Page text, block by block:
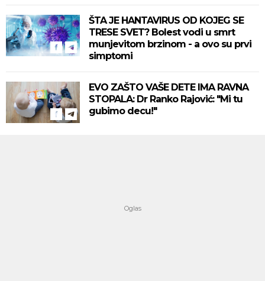
ŠTA JE HANTAVIRUS OD KOJEG SE
TRESE SVET? Bolest vodi u smrt
munjevitom brzinom - a ovo su prvi
simptomi
EVO ZAŠTO VAŠE DETE IMA RAVNA
STOPALA: Dr Ranko Rajović: "Mi tu
gubimo decu!"